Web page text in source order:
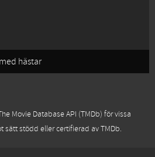
hästar
Movie Database API (TMDb) för vissa
sätt stödd eller certifierad av TMDb.